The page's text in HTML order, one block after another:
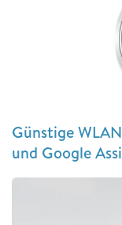
Günstige
und Google